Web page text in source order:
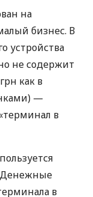
на
бизнес. В
устройства
не содержит
как в
—
в
Денежные
в